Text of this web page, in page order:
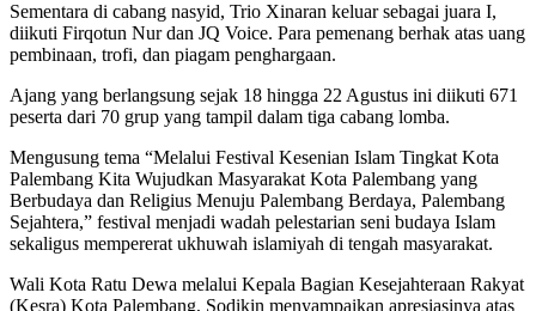
Sementara di cabang nasyid, Trio Xinaran keluar sebagai juara I,
diikuti Firqotun Nur dan JQ Voice. Para pemenang berhak atas uang
pembinaan, trofi, dan piagam penghargaan.
Ajang yang berlangsung sejak 18 hingga 22 Agustus ini diikuti 671
peserta dari 70 grup yang tampil dalam tiga cabang lomba.
Mengusung tema “Melalui Festival Kesenian Islam Tingkat Kota
Palembang Kita Wujudkan Masyarakat Kota Palembang yang
Berbudaya dan Religius Menuju Palembang Berdaya, Palembang
Sejahtera,” festival menjadi wadah pelestarian seni budaya Islam
sekaligus mempererat ukhuwah islamiyah di tengah masyarakat.
Wali Kota Ratu Dewa melalui Kepala Bagian Kesejahteraan Rakyat
(Kesra) Kota Palembang, Sodikin menyampaikan apresiasinya atas